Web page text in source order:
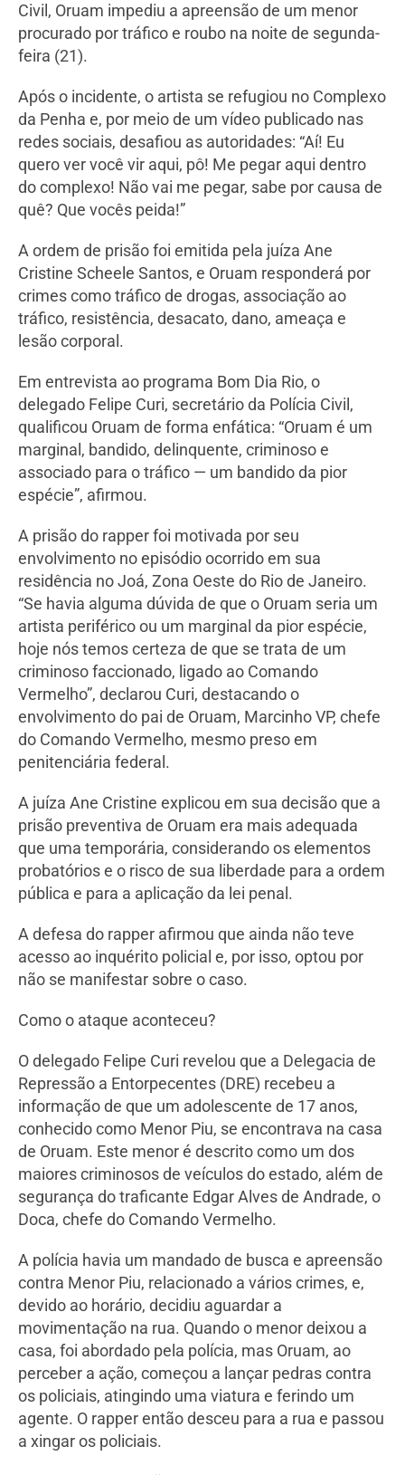
Civil, Oruam impediu a apreensão de um menor
procurado por tráfico e roubo na noite de segunda-
feira (21).
Após o incidente, o artista se refugiou no Complexo
da Penha e, por meio de um vídeo publicado nas
redes sociais, desafiou as autoridades: “Aí! Eu
quero ver você vir aqui, pô! Me pegar aqui dentro
do complexo! Não vai me pegar, sabe por causa de
quê? Que vocês peida!”
A ordem de prisão foi emitida pela juíza Ane
Cristine Scheele Santos, e Oruam responderá por
crimes como tráfico de drogas, associação ao
tráfico, resistência, desacato, dano, ameaça e
lesão corporal.
Em entrevista ao programa Bom Dia Rio, o
delegado Felipe Curi, secretário da Polícia Civil,
qualificou Oruam de forma enfática: “Oruam é um
marginal, bandido, delinquente, criminoso e
associado para o tráfico — um bandido da pior
espécie”, afirmou.
A prisão do rapper foi motivada por seu
envolvimento no episódio ocorrido em sua
residência no Joá, Zona Oeste do Rio de Janeiro.
“Se havia alguma dúvida de que o Oruam seria um
artista periférico ou um marginal da pior espécie,
hoje nós temos certeza de que se trata de um
criminoso faccionado, ligado ao Comando
Vermelho”, declarou Curi, destacando o
envolvimento do pai de Oruam, Marcinho VP, chefe
do Comando Vermelho, mesmo preso em
penitenciária federal.
A juíza Ane Cristine explicou em sua decisão que a
prisão preventiva de Oruam era mais adequada
que uma temporária, considerando os elementos
probatórios e o risco de sua liberdade para a ordem
pública e para a aplicação da lei penal.
A defesa do rapper afirmou que ainda não teve
acesso ao inquérito policial e, por isso, optou por
não se manifestar sobre o caso.
Como o ataque aconteceu?
O delegado Felipe Curi revelou que a Delegacia de
Repressão a Entorpecentes (DRE) recebeu a
informação de que um adolescente de 17 anos,
conhecido como Menor Piu, se encontrava na casa
de Oruam. Este menor é descrito como um dos
maiores criminosos de veículos do estado, além de
segurança do traficante Edgar Alves de Andrade, o
Doca, chefe do Comando Vermelho.
A polícia havia um mandado de busca e apreensão
contra Menor Piu, relacionado a vários crimes, e,
devido ao horário, decidiu aguardar a
movimentação na rua. Quando o menor deixou a
casa, foi abordado pela polícia, mas Oruam, ao
perceber a ação, começou a lançar pedras contra
os policiais, atingindo uma viatura e ferindo um
agente. O rapper então desceu para a rua e passou
a xingar os policiais.